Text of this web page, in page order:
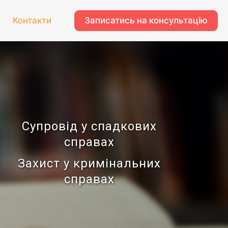
Контакти Записатись на консультацію
Захист у кримінальних
справах
Супровід у спадкових
справах